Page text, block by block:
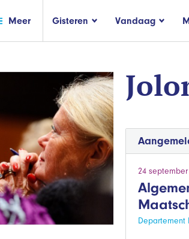
Meer Gisteren Vandaag
24 september
Departement